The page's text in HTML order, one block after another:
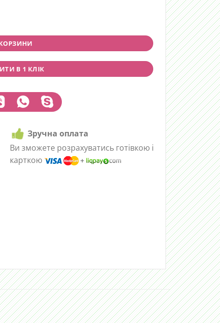
В 1 КЛІК
Зручна оплата
Ви зможете розрахуватись готівкою і
карткою